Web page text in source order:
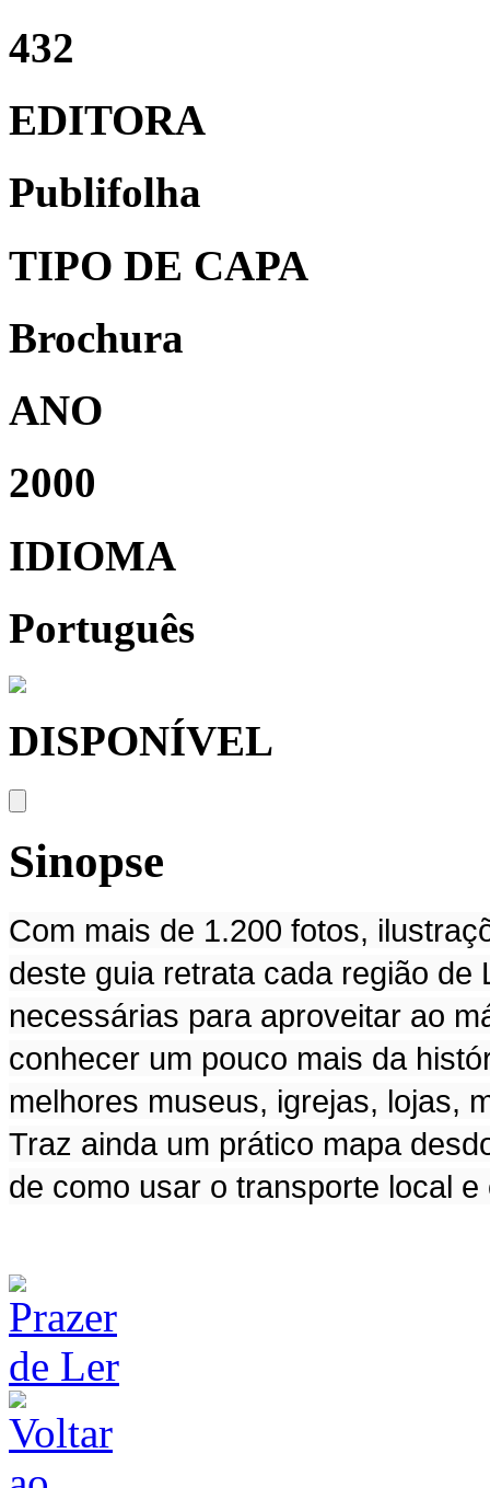
432
EDITORA
Publifolha
TIPO DE CAPA
Brochura
ANO
2000
IDIOMA
Português
DISPONÍVEL
Sinopse
Com mais de 1.200 fotos,
deste guia retrata cada região
necessárias para aproveitar ao
conhecer um pouco mais da
melhores museus, igrejas, lojas,
Traz ainda um prático mapa
de como usar o transporte local